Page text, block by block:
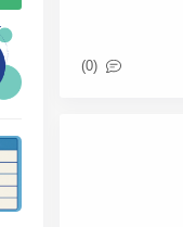
(0)